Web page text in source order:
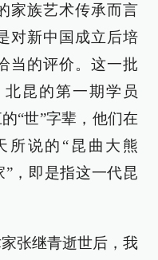
家族艺术传承而言
对新中国成立后培
当的评价。这一批
昆的第一期学员
“世”字辈，他们在
所说的“昆曲大熊
”，即是指这一代昆
张继青逝世后，我